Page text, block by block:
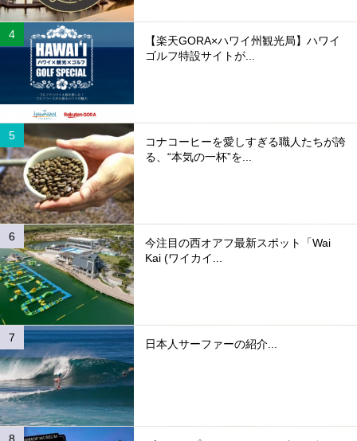
【楽天GORA×ハワイ州観光局】ハワイ
ゴルフ特設サイトが...
コナコーヒーを愛しすぎる職人たちが誇
る、“本気の一杯”を...
今注目の西オアフ最新スポット「Wai
Kai (ワイカイ...
日本人サーファーの紹介...